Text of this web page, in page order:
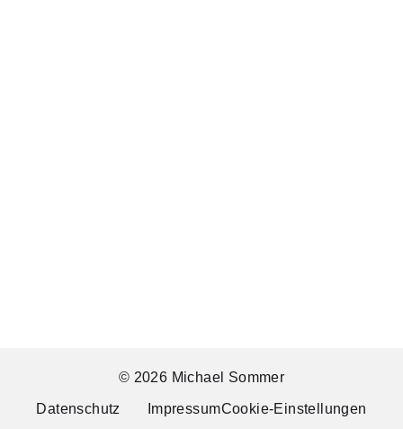
© 2026 Michael Sommer
Datenschutz ImpressumCookie-Einstellungen